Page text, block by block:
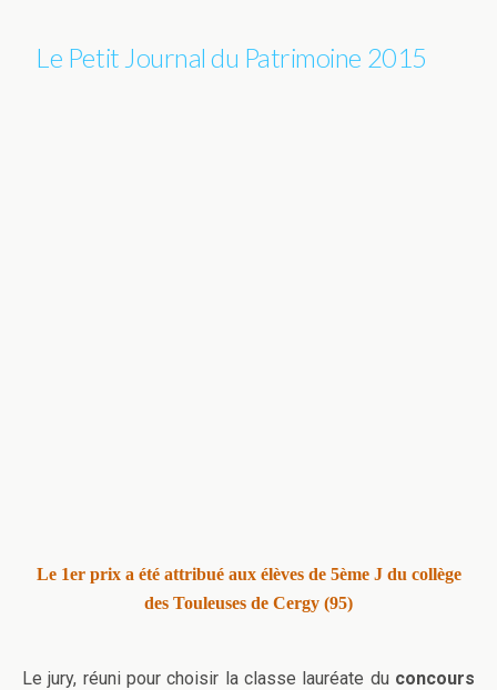
Le Petit Journal du Patrimoine 2015
Le 1er prix a été attribué aux élèves de 5ème J du collège
des Touleuses de Cergy (95)
Le jury, réuni pour choisir la classe lauréate du concours